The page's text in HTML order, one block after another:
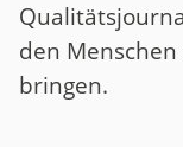
den
bringen.